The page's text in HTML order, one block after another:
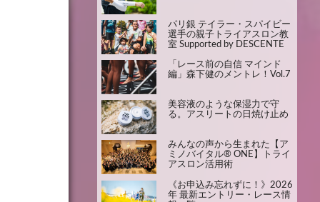
パリ銀 テイラー・スパイビー
選手の親子トライアスロン教
室 Supported by DESCENTE
「レース前の自信 マインド
編」森下健のメントレ！Vol.7
美容液のような保湿力で守
る。アスリートの日焼け止め
みんなの声から生まれた【ア
ミノバイタル® ONE】トライ
アスロン活用術
《お申込み忘れずに！》2026
年 最新エントリー・レース情